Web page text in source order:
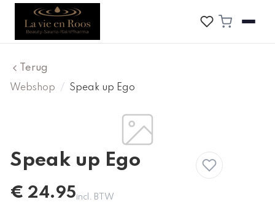
Terug
Webshop
/ Speak up Ego
Speak up Ego
€ 24.95incl. BTW